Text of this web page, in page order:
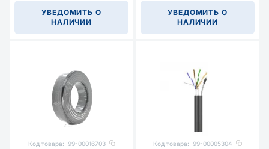
УВЕДОМИТЬ О
НАЛИЧИИ
УВЕДОМИТЬ О
НАЛИЧИИ
Код товара: 99-00016703 Код товара: 99-00005304